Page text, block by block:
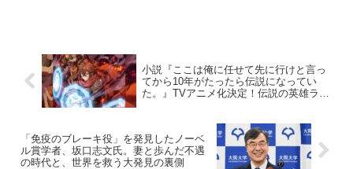
小説『ここは俺に任せて先に行けと言っ
てから10年がたったら伝説になってい
た。』TVアニメ化決定！伝説の英雄ラッ
「免疫のブレーキ役」を発見したノーベ
ル賞学者、坂口志文氏。妻と歩んだ不遇
の時代と、世界を救う大発見の裏側